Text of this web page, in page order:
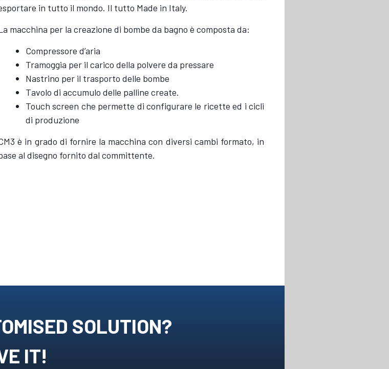
in tutto il mondo. Il tutto Made in Italy.
macchina per la creazione di bombe da bagno è composta da:
Compressore d’aria
Tramoggia per il carico della polvere da pressare
Nastrino per il trasporto delle bombe
Tavolo di accumulo delle palline create.
Touch screen che permette di configurare le ricette ed i cicli
di produzione
è in grado di fornire la macchina con diversi cambi formato, in
al disegno fornito dal committente.
SOLUTION?
IT!